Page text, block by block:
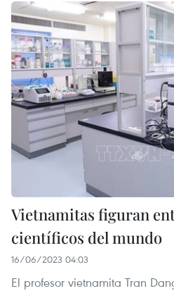
Vietnamitas figuran
científicos del mundo
16/06/2023 04:03
El profesor vietnamita Tran